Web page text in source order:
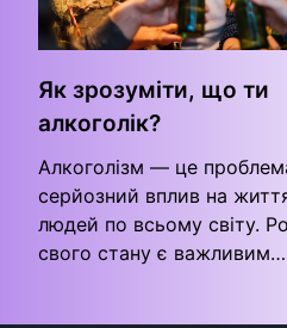
Як зрозуміти, що ти
алкоголік?
Алкоголізм — це
серйозний вплив на
людей по всьому світу.
свого стану є важливим…